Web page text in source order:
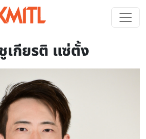
เกียรติ แซ่ตั้ง